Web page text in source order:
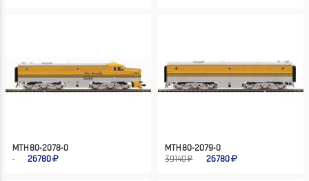
MTH 80-2078-0
26780
MTH 80-2079-0
39140 ₽
26780